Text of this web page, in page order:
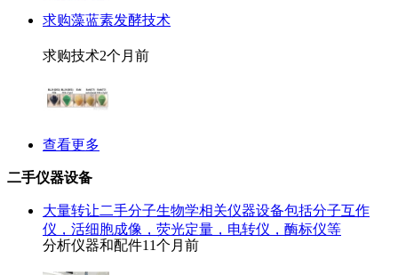
求购藻蓝素发酵技术
求购技术2个月前
查看更多
二手仪器设备
大量转让二手分子生物学相关仪器设备包括分子互作
仪，活细胞成像，荧光定量，电转仪，酶标仪等
分析仪器和配件11个月前